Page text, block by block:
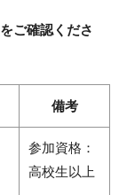
をご確認くださ
備考
参加資格：
高校生以上